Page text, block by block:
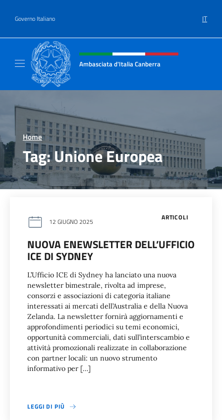
Governo Italiano IT
Intestazione sito, social e menù
Ambasciata d'Italia Canberra
Home >
Tag:Unione Europea
ARTICOLI
12 GIUGNO 2025
NUOVA ENEWSLETTER DELL’UFFICIO
ICE DI SYDNEY
L’Ufficio ICE di Sydney ha lanciato una nuova
newsletter bimestrale, rivolta ad imprese,
consorzi e associazioni di categoria italiane
interessati ai mercati dell’Australia e della Nuova
Zelanda. La newsletter fornirà aggiornamenti e
approfondimenti periodici su temi economici,
opportunità commerciali, dati sull’interscambio e
attività promozionali realizzate in collaborazione
con partner locali: un nuovo strumento
informativo per […]
LEGGI DI PIÙ